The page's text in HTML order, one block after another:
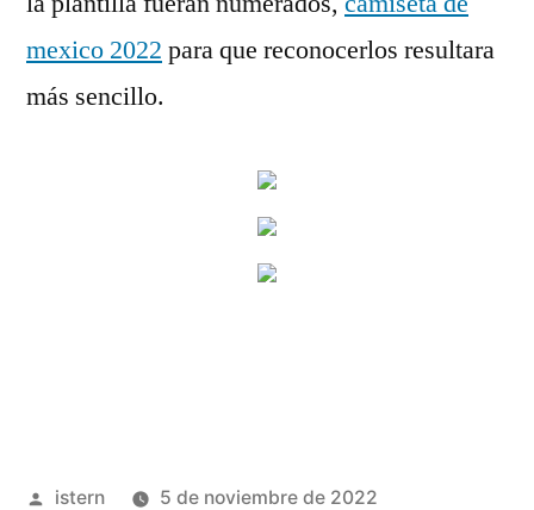
mexico 2022 para que reconocerlos resultara
más sencillo.
Publicado
istern
5 de noviembre de 2022